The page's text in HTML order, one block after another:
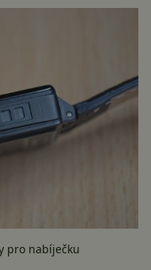
pro nabíječku